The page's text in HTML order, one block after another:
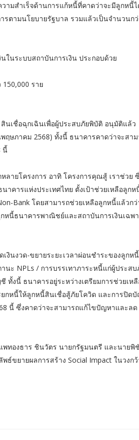
วามสำเร็จด้านการแก้หนี้ที่คาดว่าจะมีลูกหนี้
รตามนโยบายรัฐบาล รวมแล้วเป็นจำนวนก
ในระบบสถาบันการเงิน ประกอบด้วย
ราย
นเชื่อฉุกเฉินเพื่อผู้ประสบภัยพิบัติ อนุมัติแล้ว
ฤษภาคม 2568) ทั้งนี้ ธนาคารคาดว่าจะสา
นี้
ายโครงการ อาทิ โครงการคุณสู้ เราช่วย
คารแห่งประเทศไทย ตั้งเป้าช่วยเหลือลูกห
Bank โดยสามารถช่วยเหลือลูกหนี้แล้วกว่
หนี้ธนาคารพาณิชย์และสถาบันการเงินเฉพ
งินงวด-ขยายระยะเวลาผ่อนชำระของลูกหนี้
นะ NPLs / การบรรเทาภาระหนี้แก่ผู้ประสบ
ทั้งนี้ ธนาคารอยู่ระหว่างเตรียมการช่วยเห
ยกหนี้ให้ลูกหนี้สินเชื่อสู้ภัยโควิด และการปิด
นี้ ซึ่งคาดว่าจะสามารถแก้ไขปัญหาและลด
ทองธาร ชินวัตร นายกรัฐมนตรี และนายพิ
ขยายผลการสร้าง Social Impact ในวงกว้